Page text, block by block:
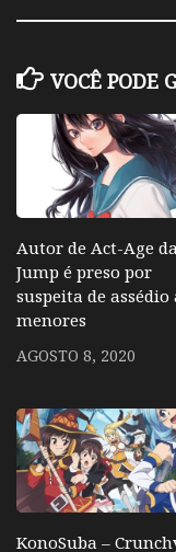
VOCÊ PODE
Autor de Act-Age da
Jump é preso por
suspeita de assédio
menores
AGOSTO 8, 2020
KonoSuba –